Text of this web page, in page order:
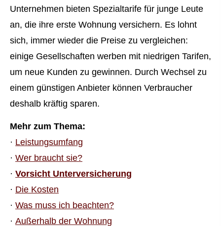
Unternehmen bieten Spezialtarife für junge Leute
an, die ihre erste Wohnung ver­sichern. Es lohnt
sich, immer wieder die Preise zu ver­gleichen:
einige Gesellschaften werben mit niedrigen Tarifen,
um neue Kunden zu gewinnen. Durch Wechsel zu
einem günstigen Anbieter können Verbraucher
deshalb kräftig sparen.
Mehr zum Thema:
· Leistungsumfang
· Wer braucht sie?
· Vorsicht Unterversicherung
· Die Kosten
· Was muss ich beachten?
· Außerhalb der Wohnung